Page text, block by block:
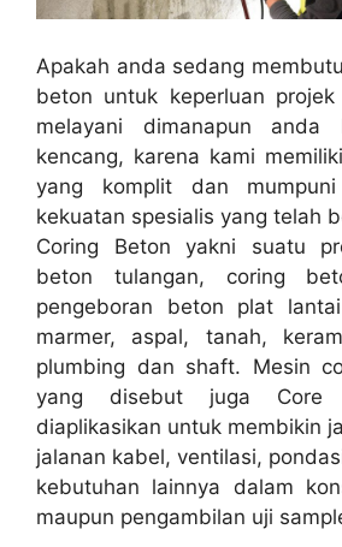
Apakah anda sedang
beton untuk keperluan
melayani dimanapun anda
kencang, karena kami
yang komplit dan
kekuatan spesialis yang telah
Coring Beton yakni suatu
beton tulangan, coring
pengeboran beton plat
marmer, aspal, tanah,
plumbing dan shaft. Mesin
yang disebut juga Core
diaplikasikan untuk membikin
jalanan kabel, ventilasi,
kebutuhan lainnya dalam
maupun pengambilan uji